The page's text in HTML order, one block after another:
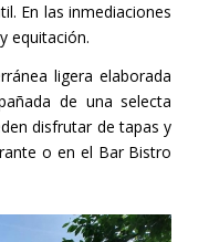
En las inmediaciones
equitación.
ligera elaborada
de una selecta
disfrutar de tapas y
o en el Bar Bistro